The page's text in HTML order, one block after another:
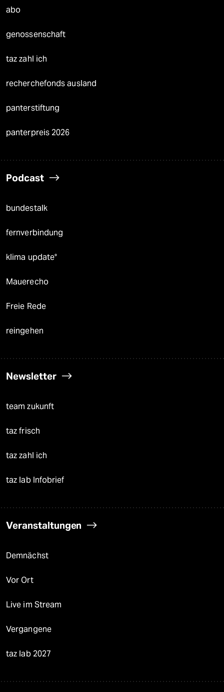
abo
genossenschaft
taz zahl ich
recherchefonds ausland
panterstiftung
panterpreis 2026
Podcast
bundestalk
fernverbindung
klima update°
Mauerecho
Freie Rede
reingehen
Newsletter
team zukunft
taz frisch
taz zahl ich
taz lab Infobrief
Veranstaltungen
Demnächst
Vor Ort
Live im Stream
Vergangene
taz lab 2027